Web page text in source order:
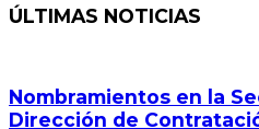
ÚLTIMAS NOTICIAS
Nombramientos en la
Dirección de